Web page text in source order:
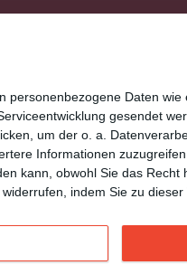
Daten
gesendet
um der o. a.
Informationen
kann, obwohl Sie das
indem Sie zu
Impressum
cartoline di auguri